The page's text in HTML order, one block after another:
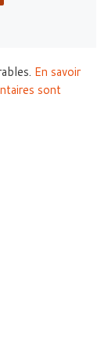
En savoir
sont